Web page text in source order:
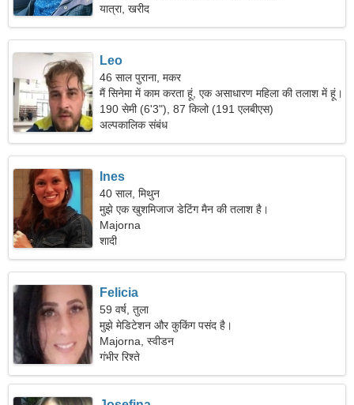
यात्रा, खरीद
Leo
46 साल पुराना, मकर
मैं सिनेमा में काम करता हूं, एक असाधारण महिला की तलाश में हूं।
190 सेमी (6'3"), 87 किलो (191 एलबीएस)
अल्पकालिक संबंध
Ines
40 साल, मिथुन
मुझे एक खुशमिजाज डेटिंग मैन की तलाश है।
Majorna
शादी
Felicia
59 वर्ष, तुला
मुझे मेडिटेशन और कुकिंग पसंद है।
Majorna, स्वीडन
गंभीर रिश्ते